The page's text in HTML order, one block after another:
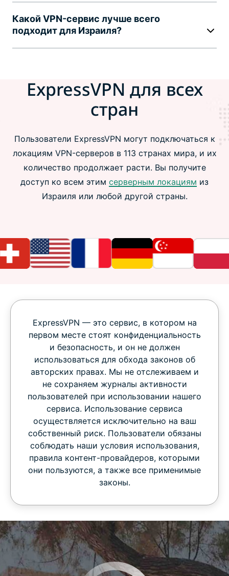
Какой VPN-сервис лучше всего
подходит для Израиля?
ExpressVPN для всех
стран
Пользователи ExpressVPN могут подключаться к
локациям VPN-серверов в 113 странах мира, и их
количество продолжает расти. Вы получите
доступ ко всем этим серверным локациям из
Израиля или любой другой страны.
ExpressVPN — это сервис, в котором на
первом месте стоят конфиденциальность
и безопасность, и он не должен
использоваться для обхода законов об
авторских правах. Мы не отслеживаем и
не сохраняем журналы активности
пользователей при использовании нашего
сервиса. Использование сервиса
осуществляется исключительно на ваш
собственный риск. Пользователи обязаны
соблюдать наши условия использования,
правила контент-провайдеров, которыми
они пользуются, а также все применимые
законы.